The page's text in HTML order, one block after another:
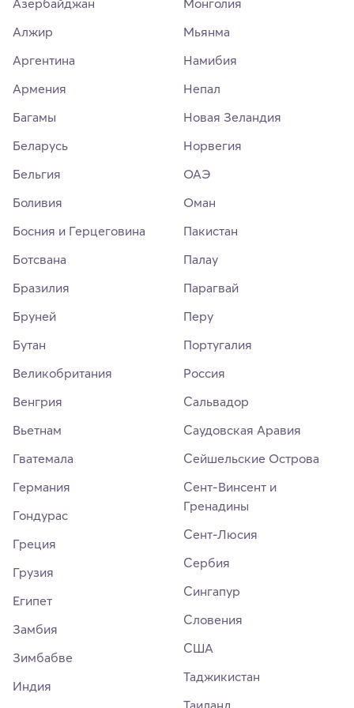
Алжир
Аргентина
Армения
Багамы
Беларусь
Бельгия
Боливия
Босния и Герцеговина
Ботсвана
Бразилия
Бруней
Бутан
Великобритания
Венгрия
Вьетнам
Гватемала
Германия
Гондурас
Греция
Грузия
Египет
Замбия
Зимбабве
Индия
Мьянма
Намибия
Непал
Новая Зеландия
Норвегия
ОАЭ
Оман
Пакистан
Палау
Парагвай
Перу
Португалия
Россия
Сальвадор
Саудовская Аравия
Сейшельские Острова
Сент-Винсент и
Гренадины
Сент-Люсия
Сербия
Сингапур
Словения
США
Таджикистан
Таиланд